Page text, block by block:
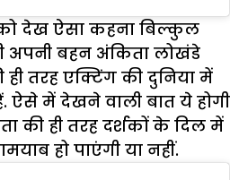
देख ऐसा कहना बिल्कुल
अपनी बहन अंकिता लोखंडे
तरह एक्टिंग की दुनिया में
में देखने वाली बात ये होगी
की ही तरह दर्शकों के दिल में
हो पाएंगी या नहीं.